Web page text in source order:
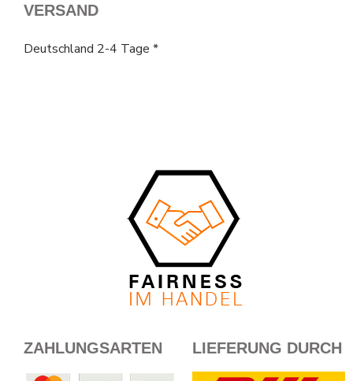
VERSAND
Deutschland 2-4 Tage *
ZAHLUNGSARTEN LIEFERUNG DURCH